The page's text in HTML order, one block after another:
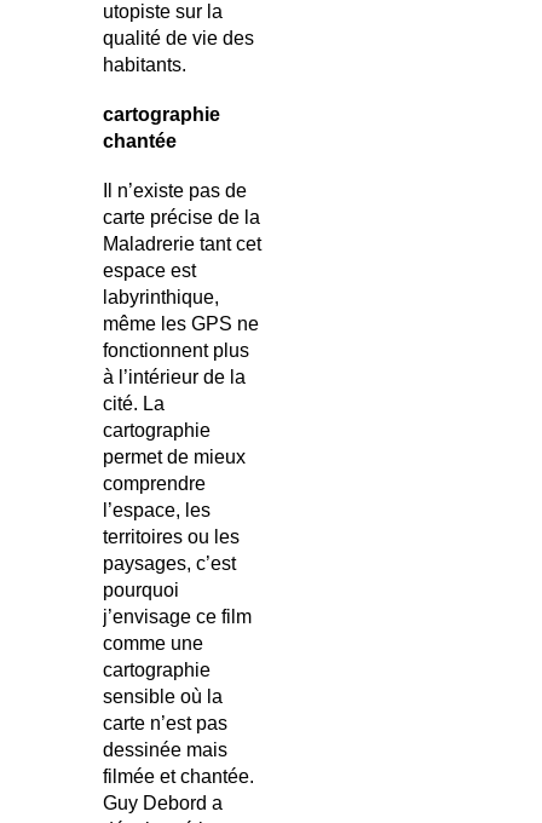
utopiste sur la
qualité de vie des
habitants.
cartographie
chantée
Il n’existe pas de
carte précise de la
Maladrerie tant cet
espace est
labyrinthique,
même les GPS ne
fonctionnent plus
à l’intérieur de la
cité. La
cartographie
permet de mieux
comprendre
l’espace, les
territoires ou les
paysages, c’est
pourquoi
j’envisage ce film
comme une
cartographie
sensible où la
carte n’est pas
dessinée mais
filmée et chantée.
Guy Debord a